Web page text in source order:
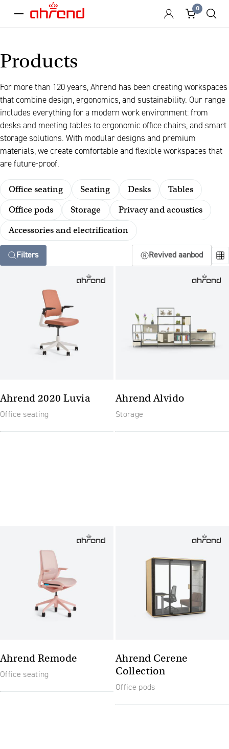
menu
0
Products
For more than 120 years, Ahrend has been creating workspaces
that combine design, ergonomics, and sustainability. Our range
includes everything for a modern work environment: from
desks and meeting tables to ergonomic office chairs, and smart
storage solutions. With modular designs and premium
materials, we create comfortable and flexible workspaces that
are future-proof.
Office seating Seating Desks
Tables
Office pods
Storage
Privacy and acoustics
Accessories and electrification
Filters Revived aanbod
Ahrend 2020 Luvia
Office seating
Ahrend Alvido
Storage
Ahrend Remode
Office seating
Ahrend Cerene
Collection
Office pods